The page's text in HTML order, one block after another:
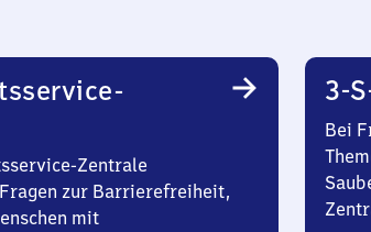
Zentrale
zur Barrierefreiheit,
mit
3-
Bei